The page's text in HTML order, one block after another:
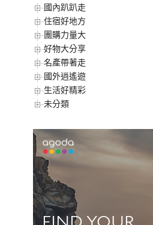
國內趴趴走
住宿好地方
團購力量大
好物大分享
名產帶著走
國外逍遙遊
生活好精彩
未分類